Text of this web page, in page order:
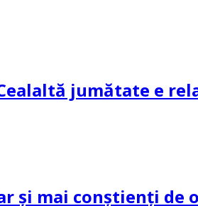
jumătate e
și mai conștienți de